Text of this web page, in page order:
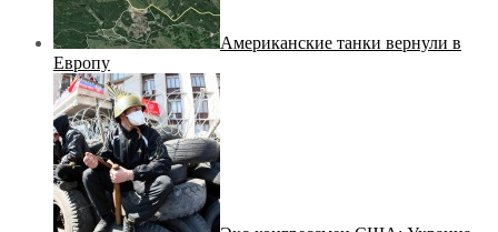
Американские танки вернули в
Европу